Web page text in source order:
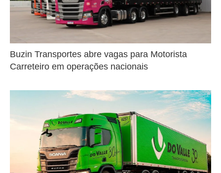
Buzin Transportes abre vagas para Motorista
Carreteiro em operações nacionais